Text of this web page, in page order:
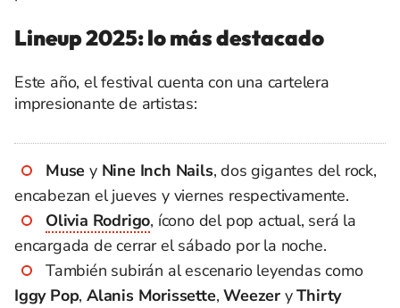
Lineup 2025: lo más destacado
Este año, el festival cuenta con una cartelera
impresionante de artistas:
Muse y Nine Inch Nails, dos gigantes del rock,
encabezan el jueves y viernes respectivamente.
Olivia Rodrigo, ícono del pop actual, será la
encargada de cerrar el sábado por la noche.
También subirán al escenario leyendas como
Iggy Pop,Alanis Morissette,Weezer yThirty